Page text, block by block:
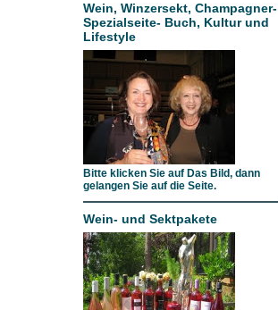
Wein, Winzersekt, Champagner-
Spezialseite- Buch, Kultur und
Lifestyle
Bitte klicken Sie auf Das Bild, dann
gelangen Sie auf die Seite.
Wein- und Sektpakete